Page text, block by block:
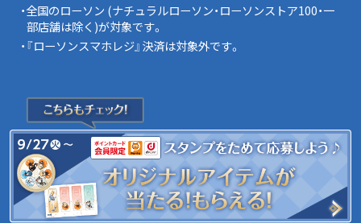
・全国のローソン (ナチュラルローソン・ローソンストア100・一
部店舗は除く)が対象です。
・『ローソンスマホレジ』決済は対象外です。